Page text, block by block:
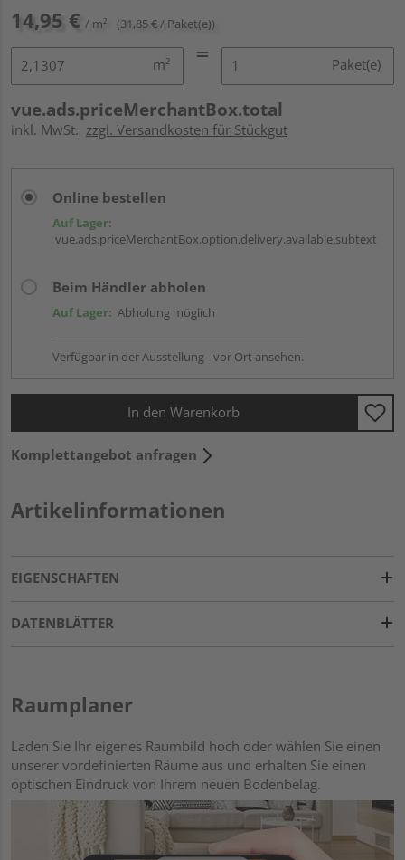
14,95 € / m² (31,85 € / Paket(e))
m² Paket(e)
vue.ads.priceMerchantBox.total
inkl. MwSt. zzgl. Versandkosten für Stückgut
Online bestellen
Auf Lager:
vue.ads.priceMerchantBox.option.delivery.available.subtext
Beim Händler abholen
Auf Lager: Abholung möglich
Verfügbar in der Ausstellung - vor Ort ansehen.
In den Warenkorb
Komplettangebot anfragen
Artikelinformationen
EIGENSCHAFTEN
DATENBLÄTTER
Raumplaner
Laden Sie Ihr eigenes Raumbild hoch oder wählen Sie einen
unserer vordefinierten Räume aus und erhalten Sie einen
optischen Eindruck von Ihrem neuen Bodenbelag.